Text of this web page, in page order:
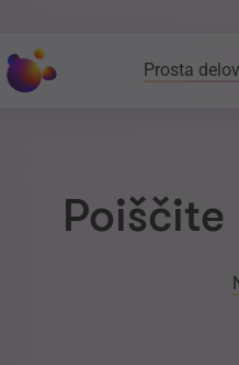
Prosta